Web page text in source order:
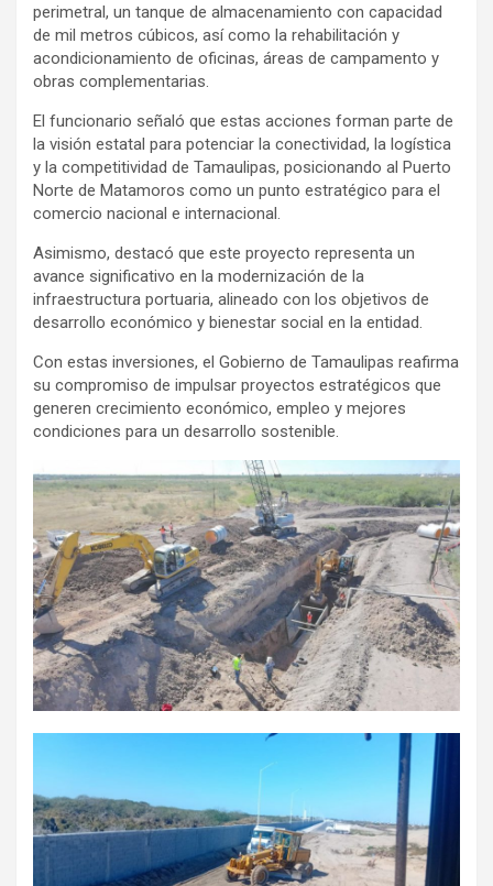
perimetral, un tanque de almacenamiento con capacidad
de mil metros cúbicos, así como la rehabilitación y
acondicionamiento de oficinas, áreas de campamento y
obras complementarias.
El funcionario señaló que estas acciones forman parte de
la visión estatal para potenciar la conectividad, la logística
y la competitividad de Tamaulipas, posicionando al Puerto
Norte de Matamoros como un punto estratégico para el
comercio nacional e internacional.
Asimismo, destacó que este proyecto representa un
avance significativo en la modernización de la
infraestructura portuaria, alineado con los objetivos de
desarrollo económico y bienestar social en la entidad.
Con estas inversiones, el Gobierno de Tamaulipas reafirma
su compromiso de impulsar proyectos estratégicos que
generen crecimiento económico, empleo y mejores
condiciones para un desarrollo sostenible.